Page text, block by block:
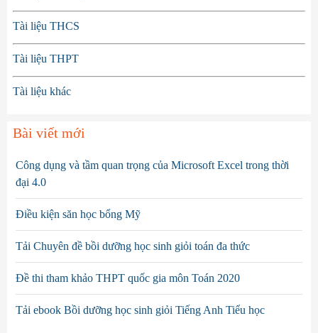
Tài liệu THCS
Tài liệu THPT
Tài liệu khác
Bài viết mới
Công dụng và tầm quan trọng của Microsoft Excel trong thời
đại 4.0
Điều kiện săn học bổng Mỹ
Tải Chuyên đề bồi dưỡng học sinh giỏi toán đa thức
Đề thi tham khảo THPT quốc gia môn Toán 2020
Tải ebook Bồi dưỡng học sinh giỏi Tiếng Anh Tiểu học